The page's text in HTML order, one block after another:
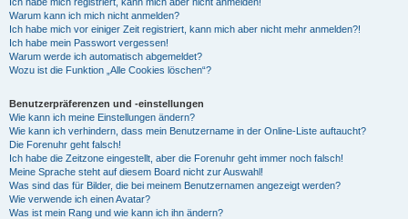
Warum kann ich mich nicht anmelden?
Ich habe mich vor einiger Zeit registriert, kann mich aber nicht mehr anmelden?!
Ich habe mein Passwort vergessen!
Warum werde ich automatisch abgemeldet?
Wozu ist die Funktion „Alle Cookies löschen“?
Benutzerpräferenzen und -einstellungen
Wie kann ich meine Einstellungen ändern?
Wie kann ich verhindern, dass mein Benutzername in der Online-Liste auftaucht?
Die Forenuhr geht falsch!
Ich habe die Zeitzone eingestellt, aber die Forenuhr geht immer noch falsch!
Meine Sprache steht auf diesem Board nicht zur Auswahl!
Was sind das für Bilder, die bei meinem Benutzernamen angezeigt werden?
Wie verwende ich einen Avatar?
Was ist mein Rang und wie kann ich ihn ändern?